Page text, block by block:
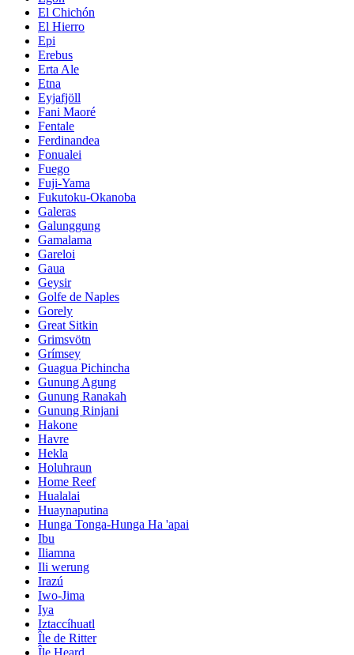
El Chichón
El Hierro
Epi
Erebus
Erta Ale
Etna
Eyjafjöll
Fani Maoré
Fentale
Ferdinandea
Fonualei
Fuego
Fuji-Yama
Fukutoku-Okanoba
Galeras
Galunggung
Gamalama
Gareloi
Gaua
Geysir
Golfe de Naples
Gorely
Great Sitkin
Grimsvötn
Grímsey
Guagua Pichincha
Gunung Agung
Gunung Ranakah
Gunung Rinjani
Hakone
Havre
Hekla
Holuhraun
Home Reef
Hualalai
Huaynaputina
Hunga Tonga-Hunga Ha 'apai
Ibu
Iliamna
Ili werung
Irazú
Iwo-Jima
Iya
Iztaccíhuatl
Île de Ritter